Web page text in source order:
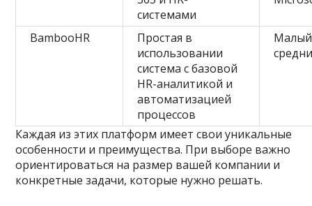
системами
BambooHR
Простая в
использовании
система с базовой
HR-аналитикой и
автоматизацией
процессов
Каждая из этих платформ имеет свои уникальные
особенности и преимущества. При выборе важно
ориентироваться на размер вашей компании и
конкретные задачи, которые нужно решать.